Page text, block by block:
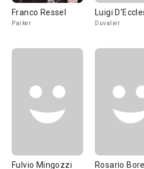
Franco Ressel
Parker
Luigi
Duvalier
Fulvio Mingozzi Rosario